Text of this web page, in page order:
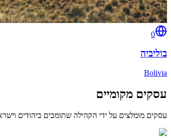
0
בוליביה
Bolivia
עסקים מקומיים
עסקים מומלצים על ידי הקהילה שתומכים ביהודים